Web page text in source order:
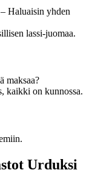
– Haluaisin yhden
lassi-juomaa.
maksaa?
kaikki on kunnossa.
Urduksi